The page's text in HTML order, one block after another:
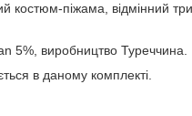
костюм-піжама, відмінний
5%, виробництво Туреччина.
в даному комплекті.